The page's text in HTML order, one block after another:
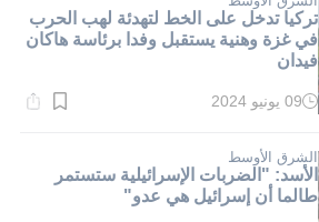
تركيا تدخل على الخط لتهدئة لهب الحرب
في غزة وهنية يستقبل وفدا برئاسة هاكان
فيدان
وقت
دقيقة.
09 يونيو 2024
الشرق الأوسط
الأسد: "الضربات الإسرائيلية ستستمر
طالما أن إسرائيل هي عدو"